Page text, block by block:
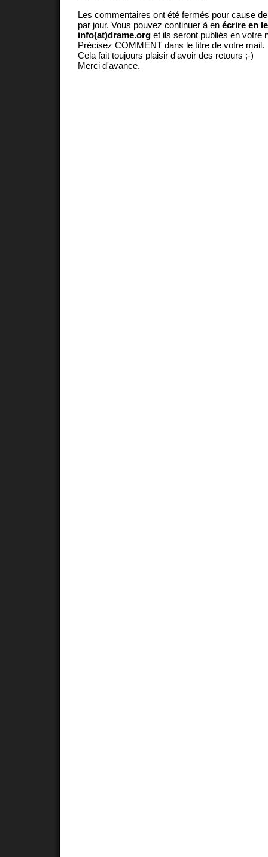
Les commentaires ont été fermés pour cause
par jour. Vous pouvez continuer à en écrire en
info(at)drame.org et ils seront publiés en votre
Précisez COMMENT dans le titre de votre mail.
Cela fait toujours plaisir d'avoir des retours ;-)
Merci d'avance.